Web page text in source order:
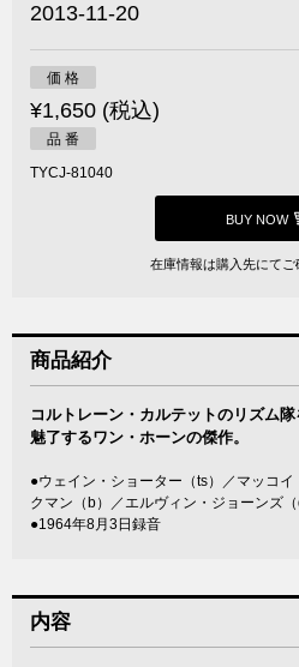
2013-11-20
価 格
¥1,650 (税込)
品 番
TYCJ-81040
BUY NOW
在庫情報は購入先にてご
商品紹介
コルトレーン・カルテットのリズム
魅了するワン・ホーンの傑作。
●ウェイン・ショーター（ts）／マッコ
クマン（b）／エルヴィン・ジョーンズ（
●1964年8月3日録音
内容